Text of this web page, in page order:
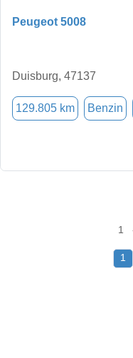
Peugeot 5008
Duisburg, 47137
129.805 km Benzin
1
1